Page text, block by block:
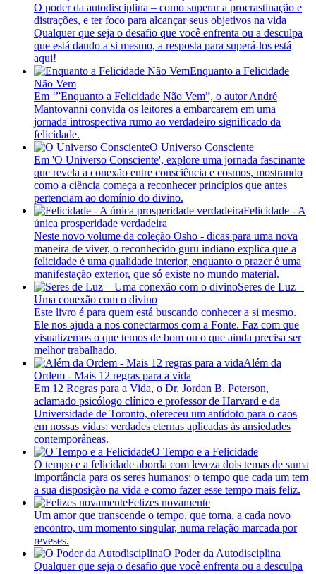
O poder da autodisciplina – como superar a procrastinação e
distrações, e ter foco para alcançar seus objetivos na vida
Qualquer que seja o desafio que você enfrenta ou a desculpa
que está dando a si mesmo, a resposta para superá-los está
aqui!
Enquanto a Felicidade
Não Vem
Em ‘”Enquanto a Felicidade Não Vem”, o autor André
Mantovanni convida os leitores a embarcarem em uma
jornada introspectiva rumo ao verdadeiro significado da
felicidade.
O Universo Consciente
Em 'O Universo Consciente', explore uma jornada fascinante
que revela a conexão entre consciência e cosmos, mostrando
como a ciência começa a reconhecer princípios que antes
pertenciam ao domínio do divino.
Felicidade - A
única prosperidade verdadeira
Neste novo volume da coleção Osho - dicas para uma nova
maneira de viver, o reconhecido guru indiano explica que a
felicidade é uma qualidade interior, enquanto o prazer é uma
manifestação exterior, que só existe no mundo material.
Seres de Luz –
Uma conexão com o divino
Este livro é para quem está buscando conhecer a si mesmo.
Ele nos ajuda a nos conectarmos com a Fonte. Faz com que
visualizemos o que temos de bom ou o que ainda precisa ser
melhor trabalhado.
Além da
Ordem - Mais 12 regras para a vida
Em 12 Regras para a Vida, o Dr. Jordan B. Peterson,
aclamado psicólogo clínico e professor de Harvard e da
Universidade de Toronto, ofereceu um antídoto para o caos
em nossas vidas: verdades eternas aplicadas às ansiedades
contemporâneas.
O Tempo e a Felicidade
O tempo e a felicidade aborda com leveza dois temas de suma
importância para os seres humanos: o tempo que cada um tem
a sua disposição na vida e como fazer esse tempo mais feliz.
Felizes novamente
Um amor que transcende o tempo, que torna, a cada novo
encontro, um momento singular, numa relação marcada por
reveses.
O Poder da Autodisciplina
Qualquer que seja o desafio que você enfrenta ou a desculpa